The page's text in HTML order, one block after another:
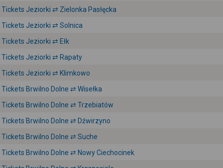
Tickets Jeziorki ⇄ Zielonka Pasłęcka
Tickets Jeziorki ⇄ Solnica
Tickets Jeziorki ⇄ Ełk
Tickets Jeziorki ⇄ Rapaty
Tickets Jeziorki ⇄ Klimkowo
Tickets Brwilno Dolne ⇄ Wisełka
Tickets Brwilno Dolne ⇄ Trzebiatów
Tickets Brwilno Dolne ⇄ Dźwirzyno
Tickets Brwilno Dolne ⇄ Suche
Tickets Brwilno Dolne ⇄ Nowy Ciechocinek